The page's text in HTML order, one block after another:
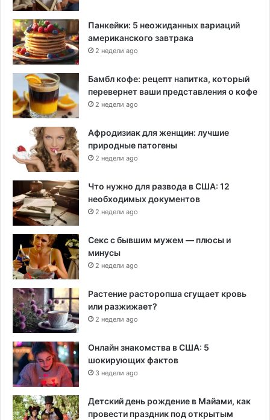
Панкейки: 5 неожиданных вариаций
американского завтрака
2 недели ago
Бамбл кофе: рецепт напитка, который
перевернет ваши представления о кофе
2 недели ago
Афродизиак для женщин: лучшие
природные патогены
2 недели ago
Что нужно для развода в США: 12
необходимых документов
2 недели ago
Секс с бывшим мужем — плюсы и
минусы
2 недели ago
Растение расторопша сгущает кровь
или разжижает?
2 недели ago
Онлайн знакомства в США: 5
шокирующих фактов
3 недели ago
Детский день рождение в Майами, как
провести праздник под открытым